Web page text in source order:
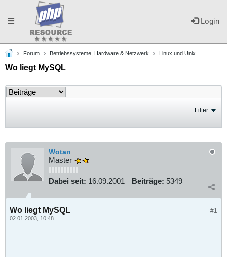
Login
Toggle
navigation
Forum Betriebssysteme, Hardware & Netzwerk Linux und Unix
Wo liegt MySQL
Filter
Wotan
Master
Dabei seit: 16.09.2001 Beiträge: 5349
#1
Wo liegt MySQL
02.01.2003, 10:48